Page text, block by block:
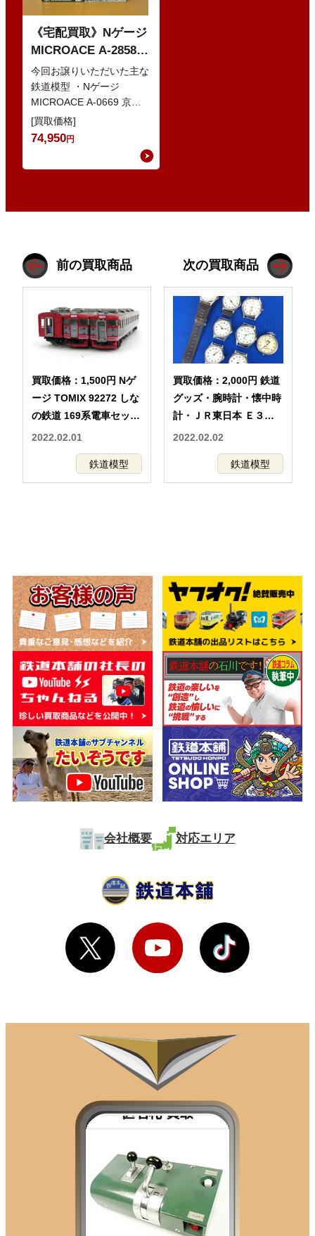
《宅配買取》Nゲージ
MICROACE A-2858
京阪8000系 新塗装 な
どの鉄道模型
今回お譲りいただいた主な
鉄道模型 ・Nゲージ
MICROACE A-0669 京阪
8030系 ・Nゲージ
GREENMAX 組立キ…
[買取価格]
74,950円
前の買取商品
買取価格：1,500円 Nゲ
ージ TOMIX 92272 しな
の鉄道 169系電車セット
トミックス 鉄道模型
2022.02.01
鉄道模型
次の買取商品
買取価格：2,000円 鉄道
グッズ・腕時計・懐中時
計・ＪＲ東日本 Ｅ３な
どいろいろ
2022.02.02
鉄道模型
会社概要 対応エリア